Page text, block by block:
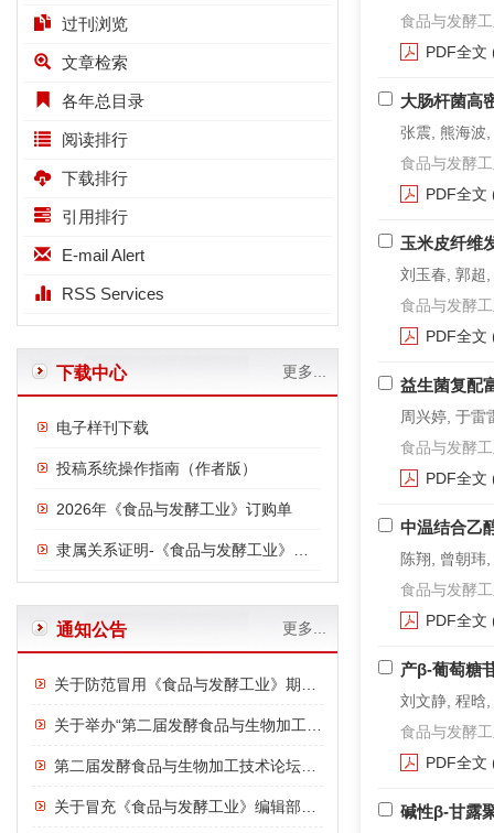
食品与发酵
PDF全文
大肠杆菌高
张震, 熊海波
食品与发酵
PDF全文
玉米皮纤维
刘玉春, 郭超
食品与发酵
PDF全文
益生菌复配
周兴婷, 于雷
食品与发酵
PDF全文
中温结合乙
陈翔, 曾朝玮
食品与发酵
PDF全文
产β-葡萄糖
刘文静, 程晗
食品与发酵
PDF全文
碱性β-甘露
过刊浏览
文章检索
各年总目录
阅读排行
下载排行
引用排行
E-mail Alert
RSS Services
下载中心 更多...
电子样刊下载
投稿系统操作指南（作者版）
2026年《食品与发酵工业》订购单
通知公告 更多...